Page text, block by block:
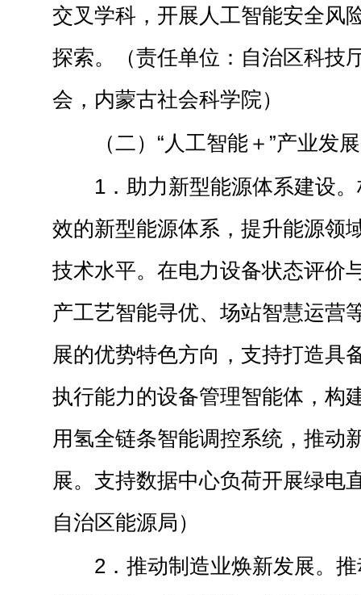
交叉学科，开展人工智能安全风
探索。（责任单位：自治区科技
会，内蒙古社会科学院）
（二）“人工智能＋”产业发展
1．助力新型能源体系建设
效的新型能源体系，提升能源领
技术水平。在电力设备状态评价
产工艺智能寻优、场站智慧运营
展的优势特色方向，支持打造具
执行能力的设备管理智能体，
用氢全链条智能调控系统，推动
展。支持数据中心负荷开展绿电
自治区能源局）
2．推动制造业焕新发展。